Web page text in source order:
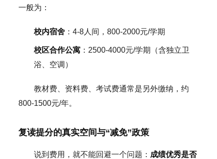
一般为：
校内宿舍：4-8人间，800-2000元/学期
校区合作公寓：2500-4000元/学期（含独立卫
浴、空调）
教材费、资料费、考试费通常是另外缴纳，约
800-1500元/年。
复读提分的真实空间与“减免”政策
说到费用，就不能回避一个问题： 成绩优秀是否